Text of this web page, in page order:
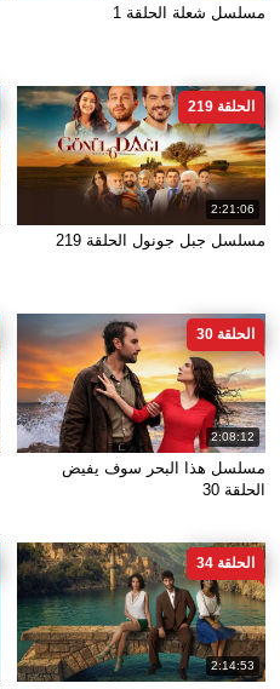
مسلسل شعلة الحلقة 1
2:21:06
الحلقة 219
مسلسل جبل جونول الحلقة 219
2:08:12
الحلقة 30
مسلسل هذا البحر سوف يفيض
الحلقة 30
2:14:53
الحلقة 34